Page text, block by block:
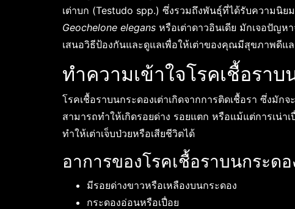
เต่าบก (Testudo spp.) ซึ่งรวมถึงพันธุ์ที่ได้รับความนิย
Geochelone elegans หรือเต่าดาวอินเดีย มักเจอปัญ
เสนอวิธีป้องกันและดูแลเพื่อให้เต่าของคุณมีสุขภาพดีแ
ทำความเข้าใจโรคเชื้อราบ
โรคเชื้อราบนกระดองเต่าเกิดจากการติดเชื้อรา ซึ่งมั
สามารถทำให้เกิดรอยด่าง รอยแตก หรือแม้แต่การเน่า
ทำให้เต่าเจ็บป่วยหรือเสียชีวิตได้
อาการของโรคเชื้อราบนกระดอ
มีรอยด่างขาวหรือเหลืองบนกระดอง
กระดองอ่อนหรือเปื่อย